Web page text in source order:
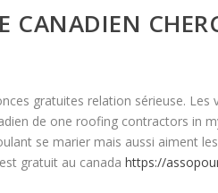
CANADIEN
gratuites relation sérieuse.
de one roofing contractors in
se marier mais aussi aiment
gratuit au canadahttps://